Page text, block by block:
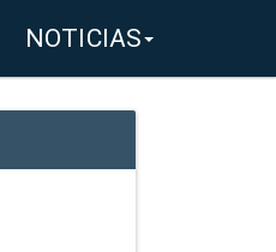
NOTICIAS